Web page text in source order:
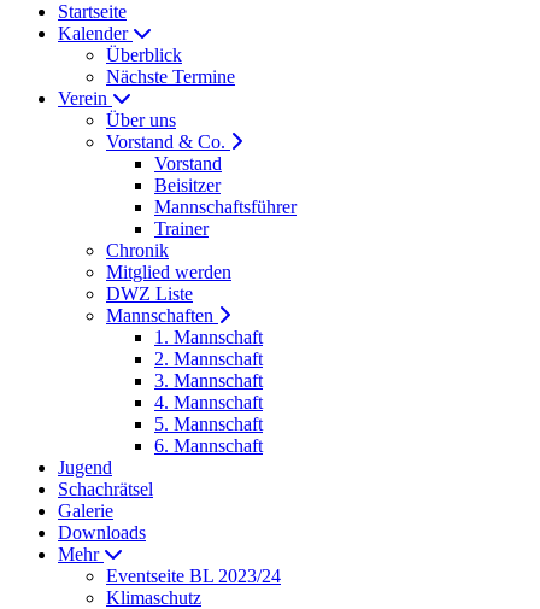
Startseite
Kalender
Überblick
Nächste Termine
Verein
Über uns
Vorstand & Co.
Vorstand
Beisitzer
Mannschaftsführer
Trainer
Chronik
Mitglied werden
DWZ Liste
Mannschaften
1. Mannschaft
2. Mannschaft
3. Mannschaft
4. Mannschaft
5. Mannschaft
6. Mannschaft
Jugend
Schachrätsel
Galerie
Downloads
Mehr
Eventseite BL 2023/24
Klimaschutz